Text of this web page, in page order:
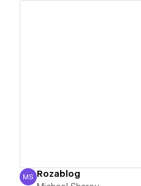
Michael Sharov
MS Rozablog